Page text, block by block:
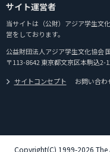
サイト運営者
当サイトは（公財）アジア学生文
営をしております。
公益財団法人アジア学生文化協会
〒113-8642 東京都文京区本駒込2-
サイトコンセプト
お問い合わ
Copyright(C) 1999-2026 The